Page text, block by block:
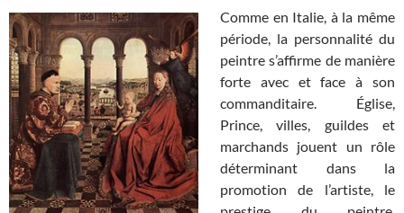
Comme en Italie, à la même
période, la personnalité du
peintre s’affirme de manière
forte avec et face à son
commanditaire. Église,
Prince, villes, guildes et
marchands jouent un rôle
déterminant dans la
promotion de l’artiste, le